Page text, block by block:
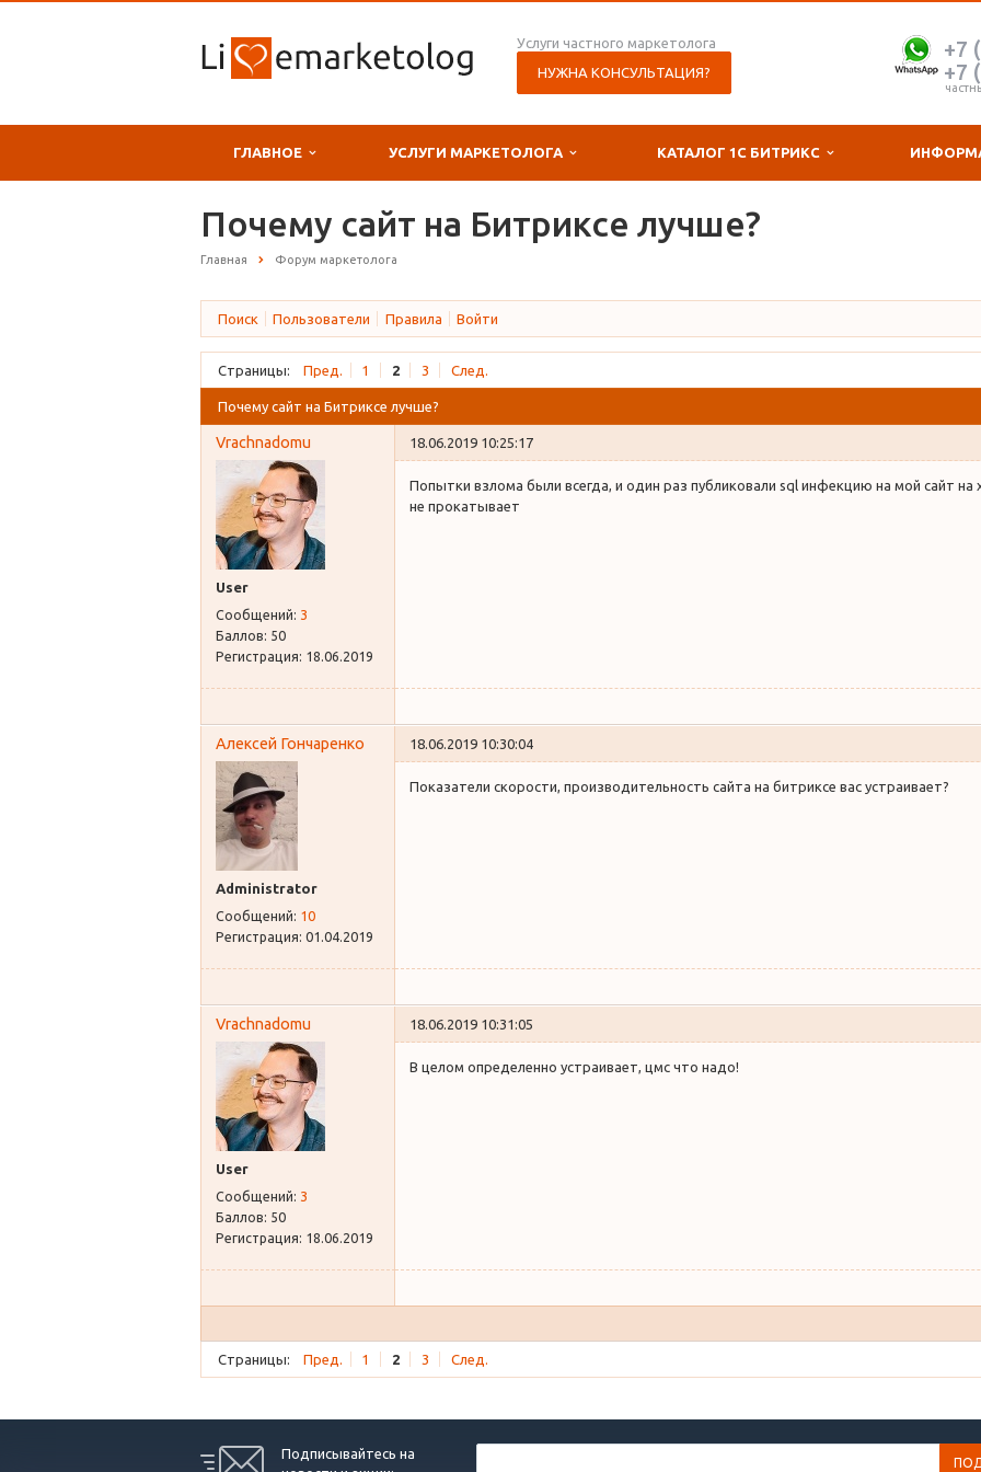
Услуги частного маркетолога
НУЖНА КОНСУЛЬТАЦИЯ?
+7
+7
ГЛАВНОЕ УСЛУГИ МАРКЕТОЛОГА КАТАЛОГ 1С БИТРИКС
Почему сайт на Битриксе лучше?
Главная Форум маркетолога
Поиск Пользователи Правила Войти
Страницы: Пред. 1 2 3 След.
Почему сайт на Битриксе лучше?
Vrachnadomu
User
Сообщений: 3
Баллов: 50
Регистрация: 18.06.2019
18.06.2019 10:25:17
Попытки взлома были всегда, и один раз публиковали sql инфекцию на мой сайт на
не прокатывает
Алексей Гончаренко
Administrator
Сообщений: 10
Регистрация: 01.04.2019
18.06.2019 10:30:04
Показатели скорости, производительность сайта на битриксе вас устраивает?
Vrachnadomu
User
Сообщений: 3
Баллов: 50
Регистрация: 18.06.2019
18.06.2019 10:31:05
В целом определенно устраивает, цмс что надо!
Страницы: Пред. 1 2 3 След.
Подписывайтесь на